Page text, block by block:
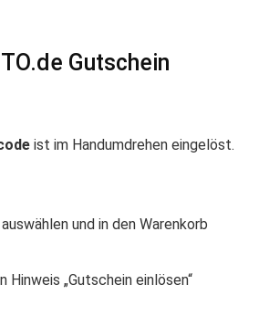
Gutschein
ist im Handumdrehen eingelöst.
und in den Warenkorb
Hinweis „Gutschein einlösen“